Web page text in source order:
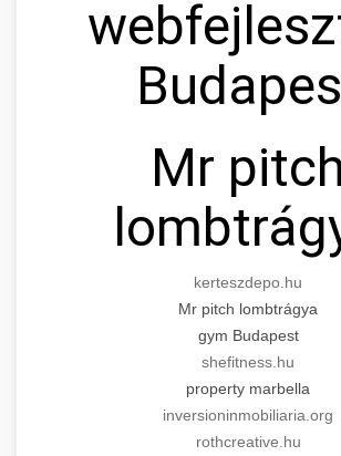
Mr pitch
kerteszdepo.hu
Mr pitch lombtrágya
gym Budapest
shefitness.hu
property marbella
inversioninmobiliaria.org
rothcreative.hu